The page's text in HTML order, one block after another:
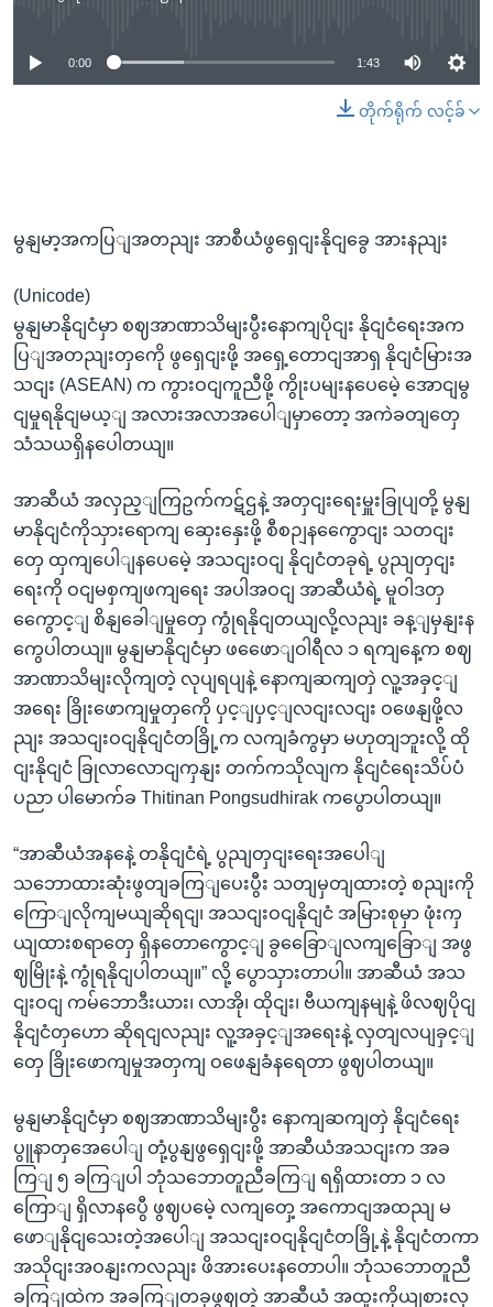
No media source currently available
0:00 1:43
တိုက်ရိုက် လင့်ခ်
မွနျမာ့အကပြျအတညျး အာစီယံဖွရှေငျးနိုငျခွေ အားနညျး
(Unicode)
မွနျမာနိုငျငံမှာ စဈအာဏာသိမျးပွီးနောကျပိုငျး နိုငျငံရေးအက
ပြျအတညျးတှကေို ဖွရှေငျးဖို့ အရှေ့တောငျအာရှ နိုငျငံမြားအ
သငျး (ASEAN) က ကွားဝငျကူညီဖို့ ကွိုးပမျးနပေမေဲ့ အောငျမွ
ငျမှုရနိုငျမယ့ျ အလားအလာအပေါျမှာတော့ အကဲခတျတှေ
သံသယရှိနပေါတယျ။
အာဆီယံ အလှည့ျကြဥက်ကဋ်ဌနဲ့ အတှငျးရေးမှူးခြုပျတို့ မွနျ
မာနိုငျငံကိုသှားရောကျ ဆှေးနှေးဖို့ စီစဉျနကွေောငျး သတငျး
တှေ ထှကျပေါျနပေမေဲ့ အသငျးဝငျ နိုငျငံတခုရဲ့ ပွညျတှငျး
ရေးကို ဝငျမစှကျဖကျရေး အပါအဝငျ အာဆီယံရဲ့ မူဝါဒတှ
ကွေောင့ျ စိနျခေါျမှုတှေ ကွုံရနိုငျတယျလို့လညျး ခန့ျမှနျးန
ကွေပါတယျ။ မွနျမာနိုငျငံမှာ ဖဖေောျဝါရီလ ၁ ရကျနေ့က စဈ
အာဏာသိမျးလိုကျတဲ့ လုပျရပျနဲ့ နောကျဆကျတှဲ လူ့အခှင့ျ
အရေး ခြိုးဖောကျမှုတှကေို ပှင့ျပှင့ျလငျးလငျး ဝဖေနျဖို့လ
ညျး အသငျးဝငျနိုငျငံတခြို့က လကျခံကွမှာ မဟုတျဘူးလို့ ထို
ငျးနိုငျငံ ခြုလာလောငျကှနျး တက်ကသိုလျက နိုငျငံရေးသိပ်ပံ
ပညာ ပါမောက်ခ Thitinan Pongsudhirak ကပွောပါတယျ။
“အာဆီယံအနနေဲ့ တနိုငျငံရဲ့ ပွညျတှငျးရေးအပေါျ
သဘောထားဆုံးဖွတျခကြျပေးပွီး သတျမှတျထားတဲ့ စညျးကို
ကြောျလိုကျမယျဆိုရငျ၊ အသငျးဝငျနိုငျငံ အမြားစုမှာ ဖုံးကှ
ယျထားစရာတှေ ရှိနတောကွောင့ျ ခွခြေောျလကျခြောျ အဖွ
ဈမြိုးနဲ့ ကွုံရနိုငျပါတယျ။” လို့ ပွောသှားတာပါ။ အာဆီယံ အသ
ငျးဝငျ ကမ်ဘောဒီးယား၊ လာအို၊ ထိုငျး၊ ဗီယကျနမျနဲ့ ဖိလဈပိုငျ
နိုငျငံတှဟော ဆိုရငျလညျး လူ့အခှင့ျအရေးနဲ့ လှတျလပျခှင့ျ
တှေ ခြိုးဖောကျမှုအတှကျ ဝဖေနျခံနရေတာ ဖွဈပါတယျ။
မွနျမာနိုငျငံမှာ စဈအာဏာသိမျးပွီး နောကျဆကျတှဲ နိုငျငံရေး
ပွူနာတှအေပေါျ တုံ့ပွနျဖွရှေငျးဖို့ အာဆီယံအသငျးက အခ
ကြျ ၅ ခကြျပါ ဘုံသဘောတူညီခကြျ ရရှိထားတာ ၁ လ
ကြောျ ရှိလာနပွေီ ဖွဈပမေဲ့ လကျတှေ့ အကောငျအထညျ မ
ဖောျနိုငျသေးတဲ့အပေါျ အသငျးဝငျနိုငျငံတခြို့နဲ့ နိုငျငံတကာ
အသိုငျးအဝနျးကလညျး ဖိအားပေးနတောပါ။ ဘုံသဘောတူညီ
ခကြျထဲက အခကြျတခုဖွဈတဲ့ အာဆီယံ အထူးကိုယျစားလှ